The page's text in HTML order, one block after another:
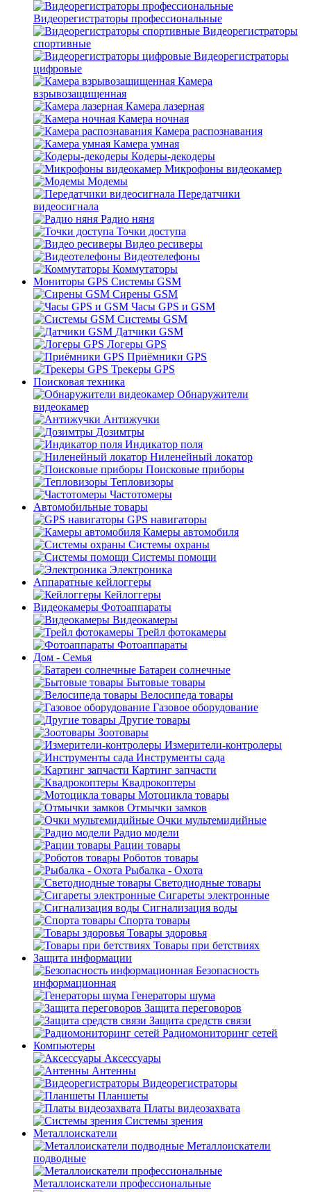
Видеорегистраторы профессиональные
Видеорегистраторы
спортивные
Видеорегистраторы
цифровые
Камера
взрывозащищенная
Камера лазерная
Камера ночная
Камера распознавания
Камера умная
Кодеры-декодеры
Микрофоны видеокамер
Модемы
Передатчики
видеосигнала
Радио няня
Точки доступа
Видео ресиверы
Видеотелефоны
Коммутаторы
Мониторы GPS Системы GSM
Сирены GSM
Часы GPS и GSM
Системы GSM
Датчики GSM
Логеры GPS
Приёмники GPS
Трекеры GPS
Поисковая техника
Обнаружители
видеокамер
Антижучки
Дозимтры
Индикатор поля
Ниленейный локатор
Поисковые приборы
Тепловизоры
Частотомеры
Автомобильные товары
GPS навигаторы
Камеры автомобиля
Системы охраны
Системы помощи
Электроника
Аппаратные кейлоггеры
Кейлоггеры
Видеокамеры Фотоаппараты
Видеокамеры
Трейл фотокамеры
Фотоаппараты
Дом - Семья
Батареи солнечные
Бытовые товары
Велосипеда товары
Газовое оборудование
Другие товары
Зоотовары
Измерители-контролеры
Инструменты сада
Картинг запчасти
Квадрокоптеры
Мотоцикла товары
Отмычки замков
Очки мультемидийные
Радио модели
Рации товары
Роботов товары
Рыбалка - Охота
Светодиодные товары
Сигареты электронные
Сигнализация воды
Спорта товары
Товары здоровья
Товары при бетствиях
Защита информации
Безопасность
информационная
Генераторы шума
Защита переговоров
Защита средств связи
Радиомониторинг сетей
Компьютеры
Аксессуары
Антенны
Видеорегистраторы
Планшеты
Платы видеозахвата
Системы зрения
Металлоискатели
Металлоискатели
подводные
Металлоискатели профессиональные